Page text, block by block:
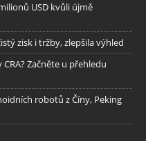
USD kvůli újmě
zisk i tržby, zlepšila výhled
Začněte u přehledu
robotů z Číny, Peking